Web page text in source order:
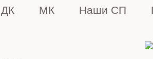
МК Наши СП